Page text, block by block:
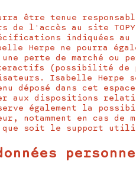
être tenue
l'accès au site
indiquées
Herpe ne pourra
perte de marché
(possibilité
Isabelle Herpe
déposé dans cet
aux dispositions
également la
notamment en cas de
que soit le support